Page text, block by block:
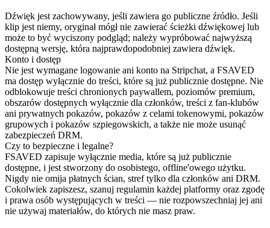
Dźwięk jest zachowywany, jeśli zawiera go publiczne źródło. Jeśli
klip jest niemy, oryginał mógł nie zawierać ścieżki dźwiękowej lub
może to być wyciszony podgląd; należy wypróbować najwyższą
dostępną wersję, która najprawdopodobniej zawiera dźwięk.
Konto i dostęp
Nie jest wymagane logowanie ani konto na Stripchat, a FSAVED
ma dostęp wyłącznie do treści, które są już publicznie dostępne. Nie
odblokowuje treści chronionych paywallem, poziomów premium,
obszarów dostępnych wyłącznie dla członków, treści z fan-klubów
ani prywatnych pokazów, pokazów z celami tokenowymi, pokazów
grupowych i pokazów szpiegowskich, a także nie może usunąć
zabezpieczeń DRM.
Czy to bezpieczne i legalne?
FSAVED zapisuje wyłącznie media, które są już publicznie
dostępne, i jest stworzony do osobistego, offline'owego użytku.
Nigdy nie omija płatnych ścian, stref tylko dla członków ani DRM.
Cokolwiek zapiszesz, szanuj regulamin każdej platformy oraz zgodę
i prawa osób występujących w treści — nie rozpowszechniaj jej ani
nie używaj materiałów, do których nie masz praw.